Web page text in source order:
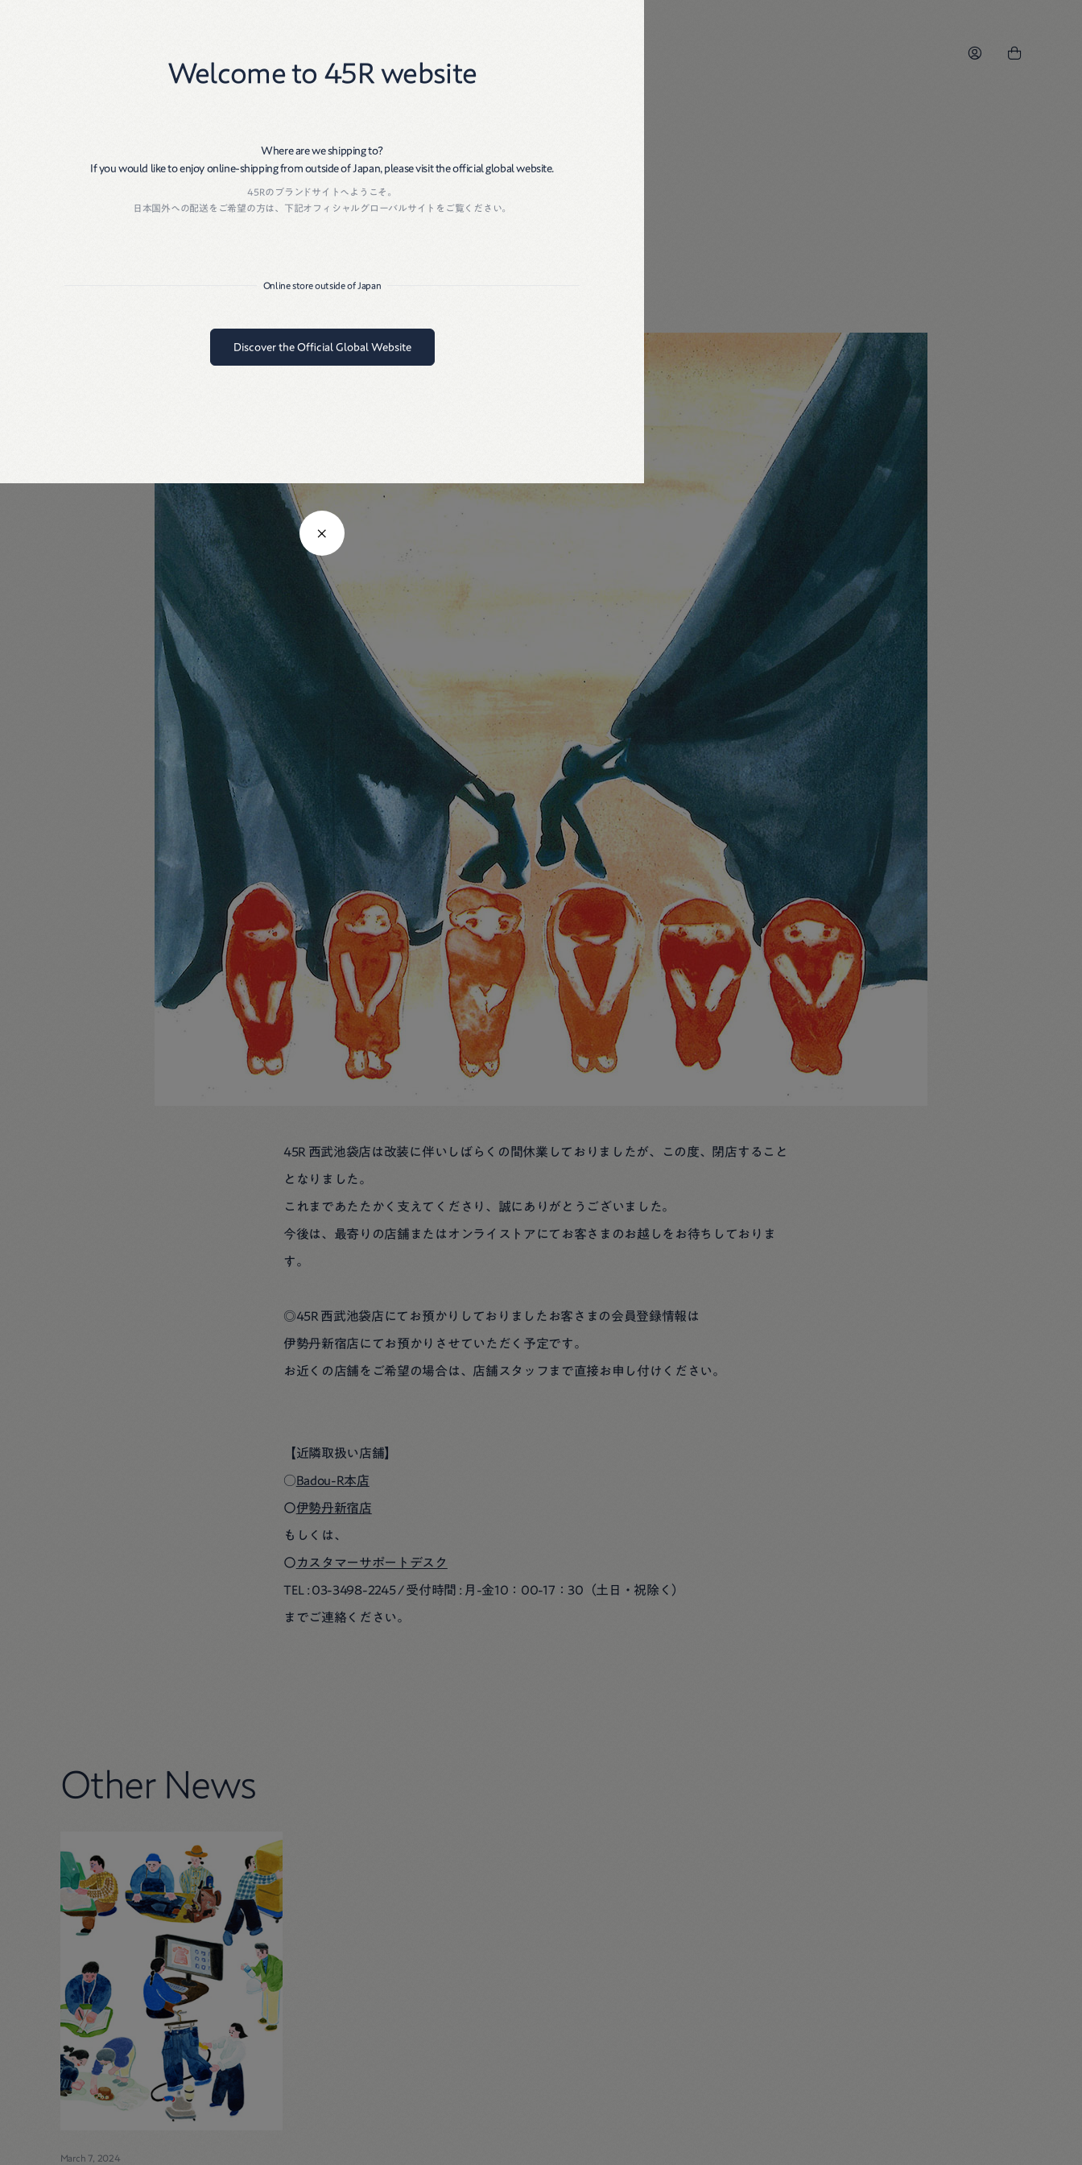
45R 西武池袋店は改装に伴いしばらくの間休業しておりましたが、この度、閉店すること
となりました。
これまであたたかく支えてくださり、誠にありがとうございました。
今後は、最寄りの店舗またはオンライストアにてお客さまのお越しをお待ちしておりま
す。
◎45R 西武池袋店にてお預かりしておりましたお客さまの会員登録情報は
伊勢丹新宿店にてお預かりさせていただく予定です。
お近くの店舗をご希望の場合は、店舗スタッフまで直接お申し付けください。
【近隣取扱い店舗】
○Badou-R本店
〇伊勢丹新宿店
もしくは、
〇カスタマーサポートデスク
TEL : 03-3498-2245 / 受付時間 : 月-金10：00-17：30（土日・祝除く）
までご連絡ください。
Other News
March 7, 2024
Welcome to 45R website
Where are we shipping to?
If you would like to enjoy online-shipping from outside of Japan, please visit the official global website.
45Rのブランドサイトへようこそ。
日本国外への配送をご希望の方は、下記オフィシャルグローバルサイトをご覧ください。
Online store outside of Japan
Discover the Official Global Website